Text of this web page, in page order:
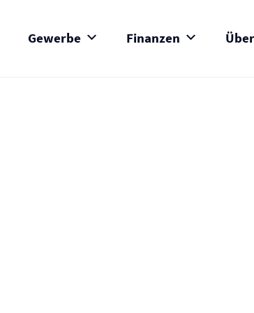
Gewerbe Finanzen